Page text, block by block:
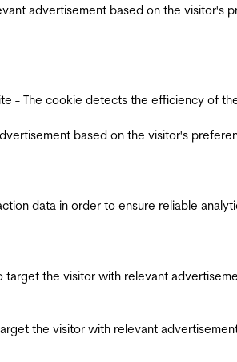
advertisement based on the visitor's
- The cookie detects the efficiency of
based on the visitor's
data in order to ensure reliable
the visitor with relevant
the visitor with relevant